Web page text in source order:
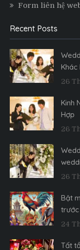
Form liên hệ
Recent Posts
Khác
26
Kinh
Hợp
26
26
Bật
trước
24
Tất